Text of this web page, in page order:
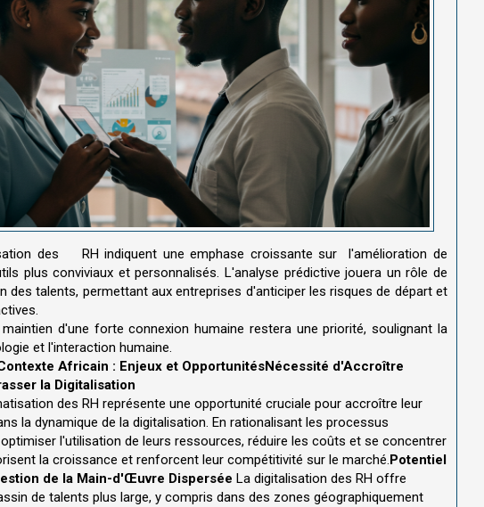
des RH indiquent une emphase croissante sur l'amélioration de
plus conviviaux et personnalisés. L'analyse prédictive jouera un rôle de
des talents, permettant aux entreprises d'anticiper les risques de départ et
d'une forte connexion humaine restera une priorité, soulignant la
et l'interaction humaine.
Africain : Enjeux et OpportunitésNécessité d'Accroître
la Digitalisation
des RH représente une opportunité cruciale pour accroître leur
la dynamique de la digitalisation. En rationalisant les processus
l'utilisation de leurs ressources, réduire les coûts et se concentrer
la croissance et renforcent leur compétitivité sur le marché. Potentiel
de la Main-d'Œuvre Dispersée La digitalisation des RH offre
de talents plus large, y compris dans des zones géographiquement